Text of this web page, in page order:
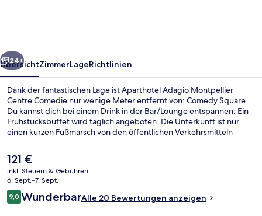
Weiter
24+
ÜbersichtZimmerLageRichtlinien
Dank der fantastischen Lage ist Aparthotel Adagio Montpellier
Centre Comedie nur wenige Meter entfernt von: Comedy Square.
Du kannst dich bei einem Drink in der Bar/Lounge entspannen. Ein
Frühstücksbuffet wird täglich angeboten. Die Unterkunft ist nur
einen kurzen Fußmarsch von den öffentlichen Verkehrsmitteln
Comedie) bzw. 4 Minuten (Straßenbahnhaltestelle Hôtel de Ville).
Der
aktuelle
Preis
beträgt
121 €.
121 €
inkl. Steuern & Gebühren
6. Sept.–7. Sept.
Bewertungen
9,09,0 von 10.
WunderbarAlle 20 Bewertungen anzeigen